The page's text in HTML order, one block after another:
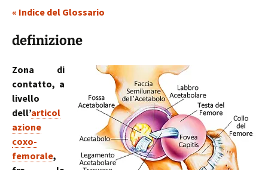
« Indice del Glossario
definizione
Zona di
contatto, a
livello
dell’articol
azione
coxo-
femorale,